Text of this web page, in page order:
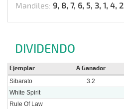
Mandiles: 9, 8, 7, 6, 5, 3, 1, 4, 2
DIVIDENDO
Ejemplar A Ganador
Sibarato 3.2
White Spirit
Rule Of Law